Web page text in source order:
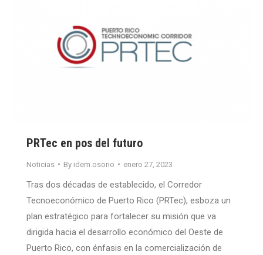
PRTec en pos del futuro
Noticias By idem.osorio enero 27, 2023
Tras dos décadas de establecido, el Corredor
Tecnoeconómico de Puerto Rico (PRTec), esboza un
plan estratégico para fortalecer su misión que va
dirigida hacia el desarrollo económico del Oeste de
Puerto Rico, con énfasis en la comercialización de